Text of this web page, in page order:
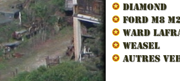
DIAMOND
FORD M8
WARD
WEASEL
AUTRES